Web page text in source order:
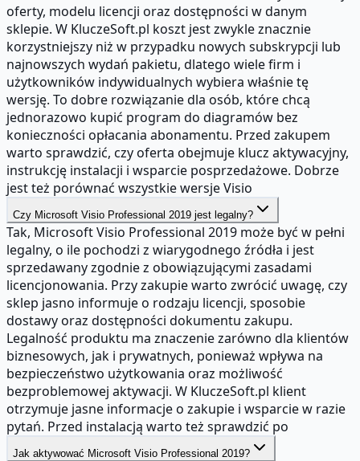
oferty, modelu licencji oraz dostępności w danym
sklepie. W KluczeSoft.pl koszt jest zwykle znacznie
korzystniejszy niż w przypadku nowych subskrypcji lub
najnowszych wydań pakietu, dlatego wiele firm i
użytkowników indywidualnych wybiera właśnie tę
wersję. To dobre rozwiązanie dla osób, które chcą
jednorazowo kupić program do diagramów bez
konieczności opłacania abonamentu. Przed zakupem
warto sprawdzić, czy oferta obejmuje klucz aktywacyjny,
instrukcję instalacji i wsparcie posprzedażowe. Dobrze
jest też porównać wszystkie wersje Visio
Czy Microsoft Visio Professional 2019 jest legalny?
Tak, Microsoft Visio Professional 2019 może być w pełni
legalny, o ile pochodzi z wiarygodnego źródła i jest
sprzedawany zgodnie z obowiązującymi zasadami
licencjonowania. Przy zakupie warto zwrócić uwagę, czy
sklep jasno informuje o rodzaju licencji, sposobie
dostawy oraz dostępności dokumentu zakupu.
Legalność produktu ma znaczenie zarówno dla klientów
biznesowych, jak i prywatnych, ponieważ wpływa na
bezpieczeństwo użytkowania oraz możliwość
bezproblemowej aktywacji. W KluczeSoft.pl klient
otrzymuje jasne informacje o zakupie i wsparcie w razie
pytań. Przed instalacją warto też sprawdzić po
Jak aktywować Microsoft Visio Professional 2019?